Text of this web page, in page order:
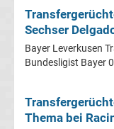
2.
Liga
3.
Sechser
Bayer Leverkusen
Bundesligist Bayer
Thema bei